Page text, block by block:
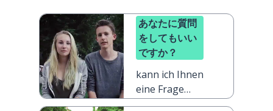
あなたに質問
をしてもいい
ですか？
kann ich Ihnen
eine Frage
stellen?